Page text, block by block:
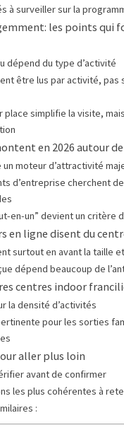
à surveiller sur la
les points qui
dépend du type d’activité
être lus par activité, pas
place simplifie la visite,
en 2026 autour
moteur d’attractivité
d’entreprise cherchent
en-un” devient un critère
en ligne disent du
surtout en avant la taille
dépend beaucoup de
centres indoor
la densité d’activités
pour les sorties
aller plus loin
avant de confirmer
les plus cohérentes à
: